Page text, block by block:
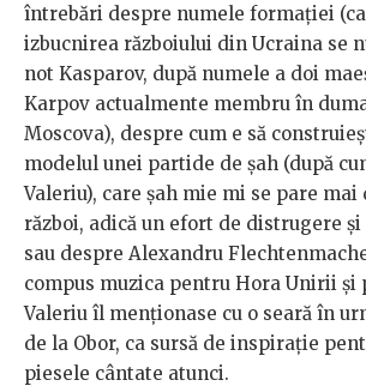
întrebări despre numele formației
izbucnirea războiului din Ucraina se
not Kasparov, după numele a doi
Karpov actualmente membru în
Moscova), despre cum e să
modelul unei partide de șah (după
Valeriu), care șah mie mi se pare mai
război, adică un efort de distrugere
sau despre Alexandru
compus muzica pentru Hora Unirii și
Valeriu îl menționase cu o seară în
de la Obor, ca sursă de inspirație
piesele cântate atunci.